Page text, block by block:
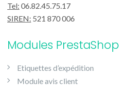
Tel: 06.82.45.75.17
SIREN: 521 870 006
Modules PrestaShop
Etiquettes d’expédition
Module avis client